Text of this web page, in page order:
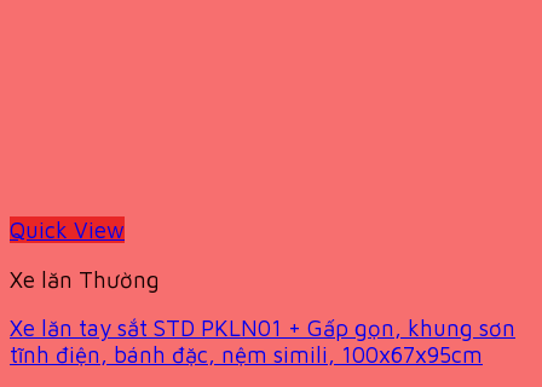
Quick View
Xe lăn Thường
Xe lăn tay sắt STD PKLN01 + Gấp gọn, khung sơn
tĩnh điện, bánh đặc, nệm simili, 100x67x95cm